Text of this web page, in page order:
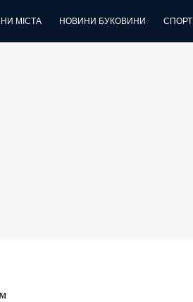
МІСТА НОВИНИ БУКОВИНИ СПОРТ